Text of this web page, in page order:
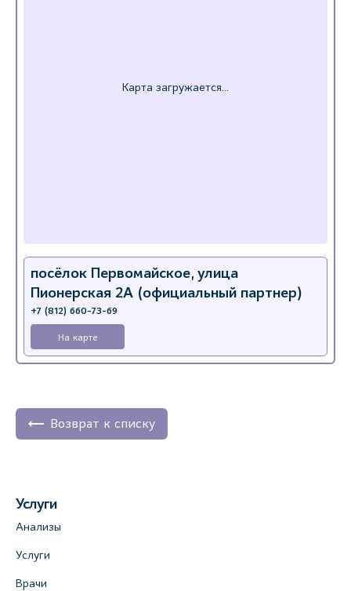
посёлок Первомайское, улица
Пионерская 2А (официальный партнер)
+7 (812) 660-73-69
На карте
Возврат к списку
Услуги
Анализы
Услуги
Врачи